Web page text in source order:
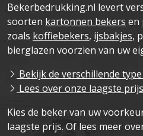
Bekerbedrukking.nl levert
soorten kartonnen bekers en
zoals koffiebekers, ijsbakjes,
bierglazen voorzien van uw
Bekijk de verschillende
Lees over onze laagste
Kies de beker van uw
laagste prijs. Of lees meer